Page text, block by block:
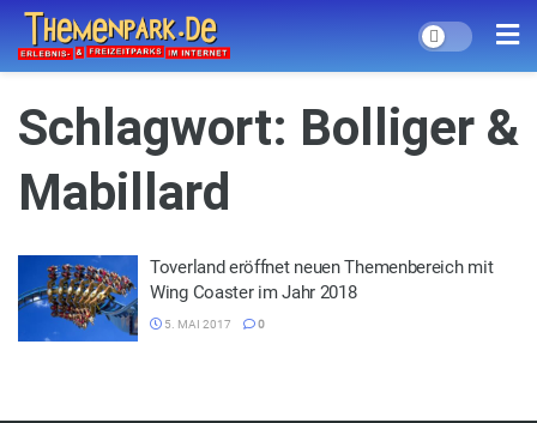
Schlagwort: Bolliger &
Mabillard
Toverland eröffnet neuen Themenbereich mit
Wing Coaster im Jahr 2018
5. MAI 2017 0